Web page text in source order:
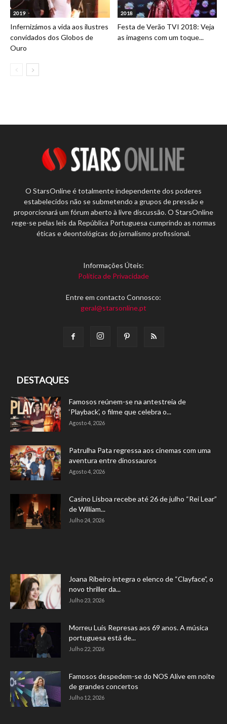
2019
Infernizámos a vida aos ilustres
convidados dos Globos de
Ouro
2018
Festa de Verão TVI 2018: Veja
as imagens com um toque...
O StarsOnline é totalmente independente dos poderes
estabelecidos não se submetendo a grupos de pressão e
proporcionará um fórum aberto à livre discussão. O StarsOnline
rege-se pelas leis da República Portuguesa cumprindo as normas
éticas e deontológicas do jornalismo profissional.
Informações Úteis:
Política de Privacidade
Entre em contacto Connosco:
geral@starsonline.pt
DESTAQUES
Famosos reúnem-se na antestreia de
‘Playback’, o filme que celebra o...
Agosto 4, 2026
Patrulha Pata regressa aos cinemas com uma
aventura entre dinossauros
Agosto 4, 2026
Casino Lisboa recebe até 26 de julho “Rei Lear”
de William...
Julho 24, 2026
Joana Ribeiro integra o elenco de “Clayface”, o
novo thriller da...
Julho 23, 2026
Morreu Luís Represas aos 69 anos. A música
portuguesa está de...
Julho 22, 2026
Famosos despedem-se do NOS Alive em noite
de grandes concertos
Julho 12, 2026